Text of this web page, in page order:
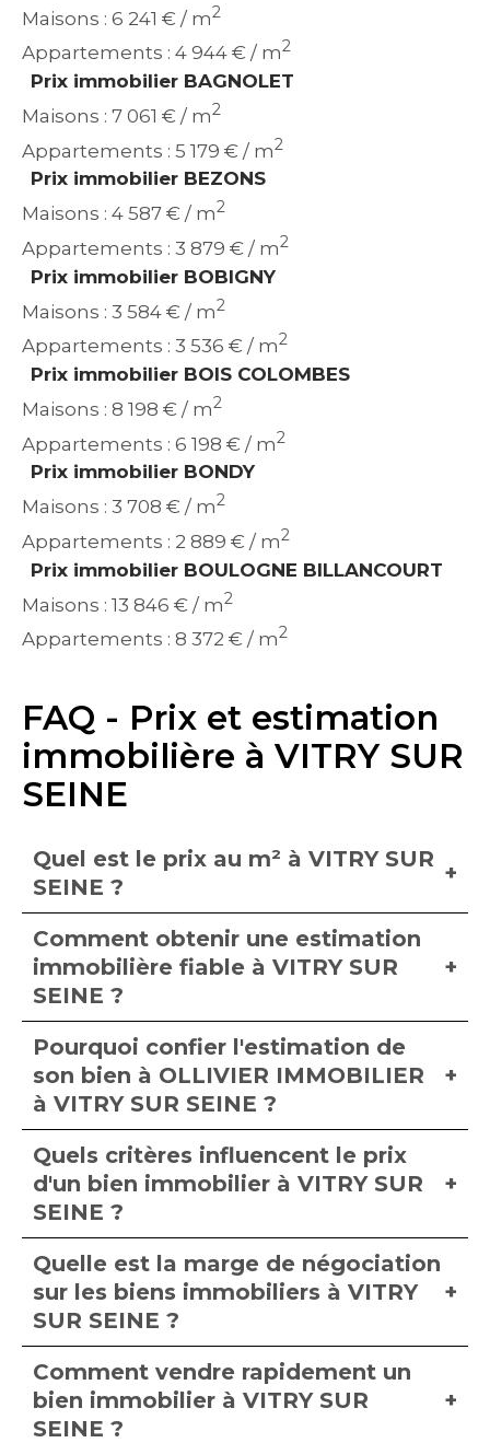
Maisons : 6 241 € / m2
Appartements : 4 944 € / m2
Prix immobilier BAGNOLET
Maisons : 7 061 € / m2
Appartements : 5 179 € / m2
Prix immobilier BEZONS
Maisons : 4 587 € / m2
Appartements : 3 879 € / m2
Prix immobilier BOBIGNY
Maisons : 3 584 € / m2
Appartements : 3 536 € / m2
Prix immobilier BOIS COLOMBES
Maisons : 8 198 € / m2
Appartements : 6 198 € / m2
Prix immobilier BONDY
Maisons : 3 708 € / m2
Appartements : 2 889 € / m2
Prix immobilier BOULOGNE BILLANCOURT
Maisons : 13 846 € / m2
Appartements : 8 372 € / m2
FAQ - Prix et estimation
immobilière à VITRY SUR
SEINE
Quel est le prix au m² à VITRY SUR
SEINE ?
Comment obtenir une estimation
immobilière fiable à VITRY SUR
SEINE ?
Pourquoi confier l'estimation de
son bien à OLLIVIER IMMOBILIER
à VITRY SUR SEINE ?
Quels critères influencent le prix
d'un bien immobilier à VITRY SUR
SEINE ?
Quelle est la marge de négociation
sur les biens immobiliers à VITRY
SUR SEINE ?
Comment vendre rapidement un
bien immobilier à VITRY SUR
SEINE ?